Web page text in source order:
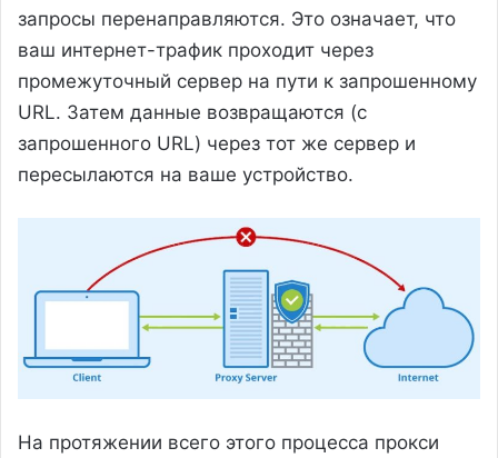
запросы перенаправляются. Это означает, что
ваш интернет-трафик проходит через
промежуточный сервер на пути к запрошенному
URL. Затем данные возвращаются (с
запрошенного URL) через тот же сервер и
пересылаются на ваше устройство.
На протяжении всего этого процесса прокси